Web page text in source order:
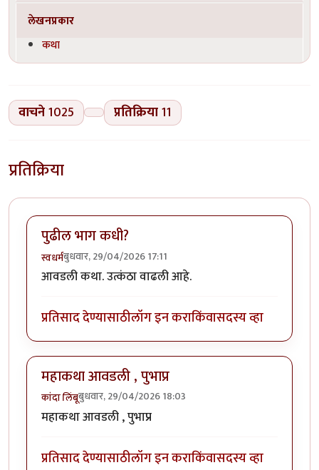
लेखनप्रकार
कथा
वाचने1025 प्रतिक्रिया11
प्रतिक्रिया
पुढील भाग कधी?
स्वधर्मबुधवार, 29/04/2026 17:11
आवडली कथा. उत्कंठा वाढली आहे.
प्रतिसाद देण्यासाठीलॉग इन कराकिंवासदस्य व्हा
महाकथा आवडली , पुभाप्र
कांदा लिंबूबुधवार, 29/04/2026 18:03
महाकथा आवडली , पुभाप्र
प्रतिसाद देण्यासाठीलॉग इन कराकिंवासदस्य व्हा